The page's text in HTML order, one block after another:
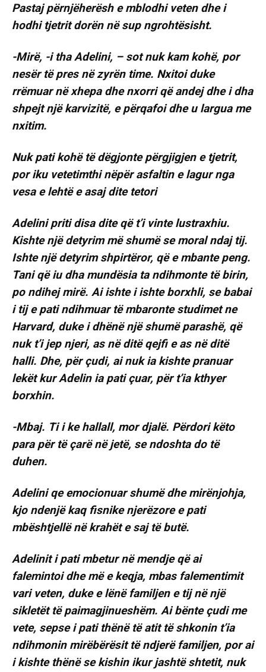
Pastaj përnjëherësh e mblodhi veten dhe i
hodhi tjetrit dorën në sup ngrohtësisht.
-Mirë, -i tha Adelini, – sot nuk kam kohë, por
nesër të pres në zyrën time. Nxitoi duke
rrëmuar në xhepa dhe nxorri që andej dhe i dha
shpejt një karvizitë, e përqafoi dhe u largua me
nxitim.
Nuk pati kohë të dëgjonte përgjigjen e tjetrit,
por iku vetetimthi nëpër asfaltin e lagur nga
vesa e lehtë e asaj dite tetori
Adelini priti disa dite që t’i vinte lustraxhiu.
Kishte një detyrim më shumë se moral ndaj tij.
Ishte një detyrim shpirtëror, që e mbante peng.
Tani që iu dha mundësia ta ndihmonte të birin,
po ndihej mirë. Ai ishte i ishte borxhli, se babai
i tij e pati ndihmuar të mbaronte studimet ne
Harvard, duke i dhënë një shumë parashë, që
nuk t’i jep njeri, as në ditë qejfi e as në ditë
halli. Dhe, për çudi, ai nuk ia kishte pranuar
lekët kur Adelin ia pati çuar, për t’ia kthyer
borxhin.
-Mbaj. Ti i ke hallall, mor djalë. Përdori këto
para për të çarë në jetë, se ndoshta do të
duhen.
Adelini qe emocionuar shumë dhe mirënjohja,
kjo ndenjë kaq fisnike njerëzore e pati
mbështjellë në krahët e saj të butë.
Adelinit i pati mbetur në mendje që ai
falemintoi dhe më e keqja, mbas falementimit
vari veten, duke e lënë familjen e tij në një
sikletët të paimagjinueshëm. Ai bënte çudi me
vete, sepse i pati thënë të atit të shkonin t’ia
ndihmonin mirëbërësit të ndjerë familjen, por ai
i kishte thënë se kishin ikur jashtë shtetit, nuk